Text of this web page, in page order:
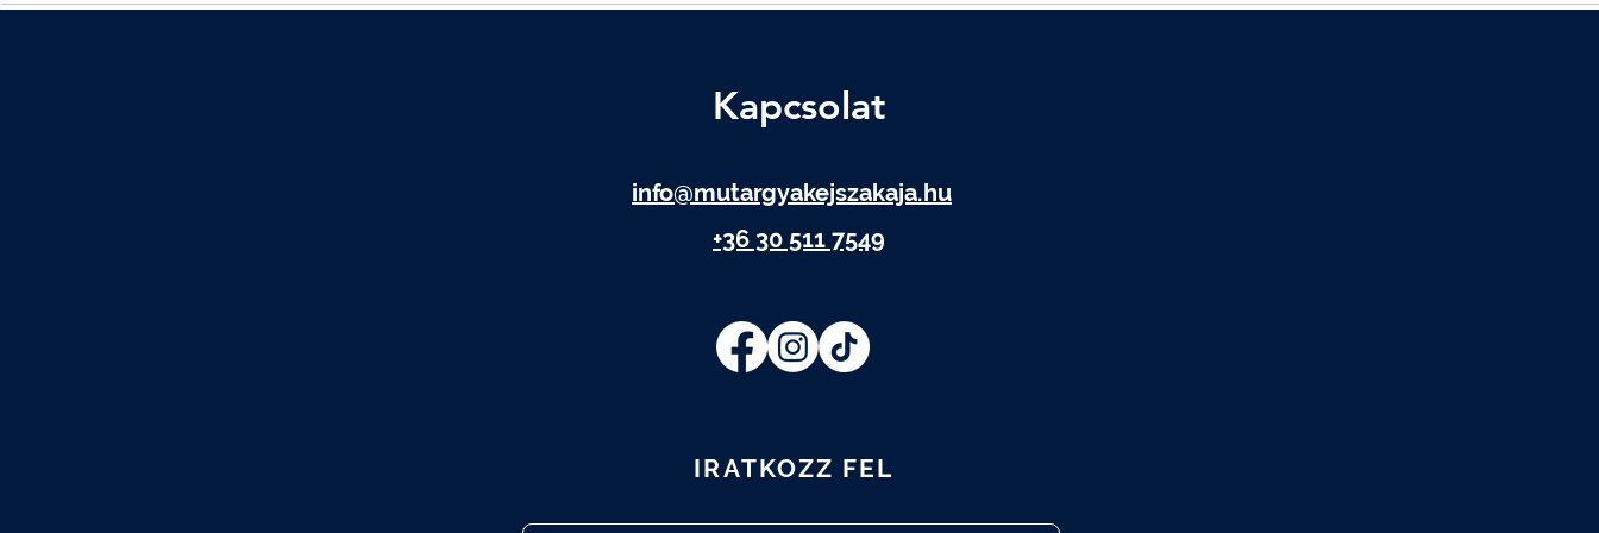
Kapcsolat
info@mutargyakejszakaja.hu
+36 30 511 7549
IRATKOZZ FEL